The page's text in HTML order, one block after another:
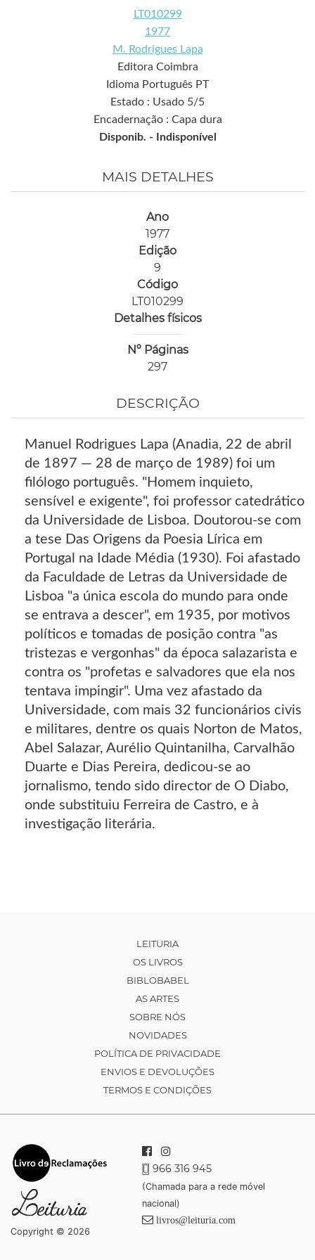
LT010299
1977
M. Rodrigues Lapa
Editora Coimbra
Idioma Português PT
Estado : Usado 5/5
Encadernação : Capa dura
Disponib. - Indisponível
MAIS DETALHES
Ano
1977
Edição
9
Código
LT010299
Detalhes físicos
Nº Páginas
297
DESCRIÇÃO
Manuel Rodrigues Lapa (Anadia, 22 de abril
de 1897 — 28 de março de 1989) foi um
filólogo português. "Homem inquieto,
sensível e exigente", foi professor catedrático
da Universidade de Lisboa. Doutorou-se com
a tese Das Origens da Poesia Lírica em
Portugal na Idade Média (1930). Foi afastado
da Faculdade de Letras da Universidade de
Lisboa "a única escola do mundo para onde
se entrava a descer", em 1935, por motivos
políticos e tomadas de posição contra "as
tristezas e vergonhas" da época salazarista e
contra os "profetas e salvadores que ela nos
tentava impingir". Uma vez afastado da
Universidade, com mais 32 funcionários civis
e militares, dentre os quais Norton de Matos,
Abel Salazar, Aurélio Quintanilha, Carvalhão
Duarte e Dias Pereira, dedicou-se ao
jornalismo, tendo sido director de O Diabo,
onde substituiu Ferreira de Castro, e à
investigação literária.
LEITURIA
OS LIVROS
BIBLOBABEL
AS ARTES
SOBRE NÓS
NOVIDADES
POLÍTICA DE PRIVACIDADE
ENVIOS E DEVOLUÇÕES
TERMOS E CONDIÇÕES
Copyright © 2026
966 316 945
(Chamada para a rede móvel
nacional)
livros@leituria.com